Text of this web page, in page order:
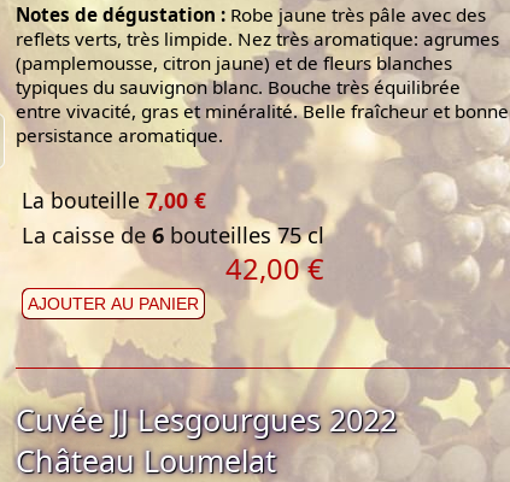
Notes de dégustation : Robe jaune très pâle avec des
reflets verts, très limpide. Nez très aromatique: agrumes
(pamplemousse, citron jaune) et de fleurs blanches
typiques du sauvignon blanc. Bouche très équilibrée
entre vivacité, gras et minéralité. Belle fraîcheur et bonne
persistance aromatique.
La bouteille 7,00 €
La caisse de 6 bouteilles 75 cl
42,00 €
AJOUTER AU PANIER
Cuvée JJ Lesgourgues 2022
Château Loumelat